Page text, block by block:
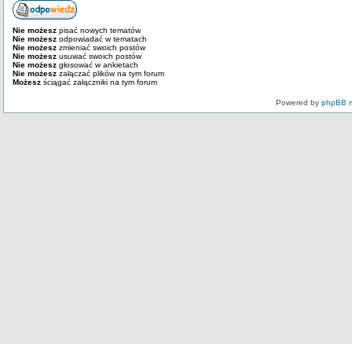
Nie możesz pisać nowych tematów
Nie możesz odpowiadać w tematach
Nie możesz zmieniać swoich postów
Nie możesz usuwać swoich postów
Nie możesz głosować w ankietach
Nie możesz załączać plików na tym forum
Możesz ściągać załączniki na tym forum
Powered by phpBB